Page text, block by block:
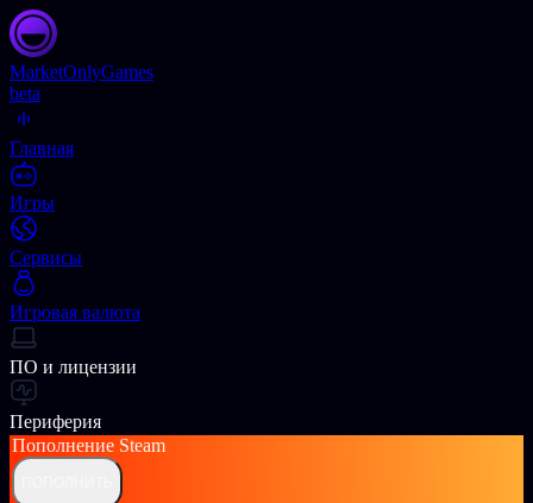
MarketOnlyGames
beta
Главная
Игры
Сервисы
Игровая валюта
ПО и лицензии
Периферия
Пополнение Steam